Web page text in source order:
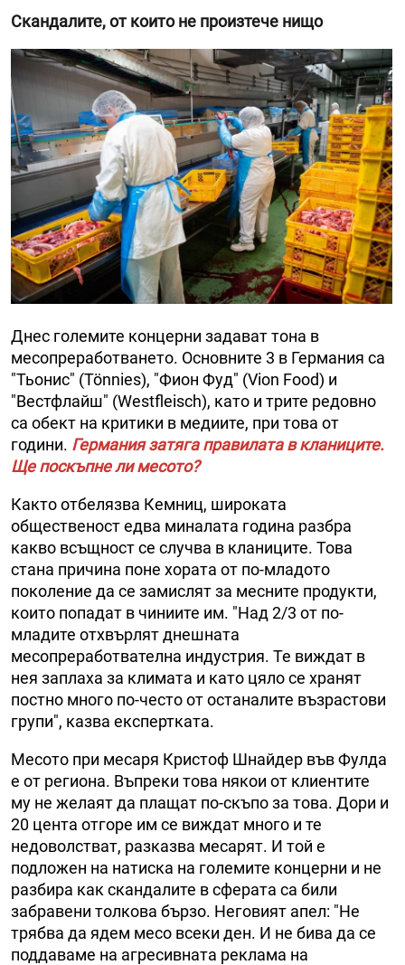
Скандалите, от които не произтече нищо
Днес големите концерни задават тона в
месопреработването. Основните 3 в Германия са
"Тьонис" (Tönnies), "Фион Фуд" (Vion Food) и
"Вестфлайш" (Westfleisch), като и трите редовно
са обект на критики в медиите, при това от
години. Германия затяга правилата в кланиците.
Ще поскъпне ли месото?
Както отбелязва Кемниц, широката
общественост едва миналата година разбра
какво всъщност се случва в кланиците. Това
стана причина поне хората от по-младото
поколение да се замислят за месните продукти,
които попадат в чиниите им. "Над 2/3 от по-
младите отхвърлят днешната
месопреработвателна индустрия. Те виждат в
нея заплаха за климата и като цяло се хранят
постно много по-често от останалите възрастови
групи", казва експертката.
Месото при месаря Кристоф Шнайдер във Фулда
е от региона. Въпреки това някои от клиентите
му не желаят да плащат по-скъпо за това. Дори и
20 цента отгоре им се виждат много и те
недоволстват, разказва месарят. И той е
подложен на натиска на големите концерни и не
разбира как скандалите в сферата са били
забравени толкова бързо. Неговият апел: "Не
трябва да ядем месо всеки ден. И не бива да се
поддаваме на агресивната реклама на